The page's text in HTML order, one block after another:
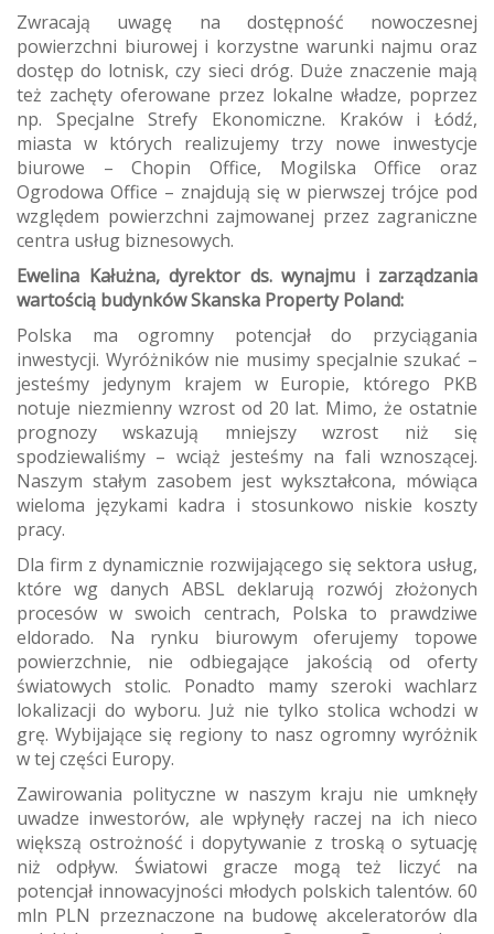
Zwracają uwagę na dostępność nowoczesnej
powierzchni biurowej i korzystne warunki najmu oraz
dostęp do lotnisk, czy sieci dróg. Duże znaczenie mają
też zachęty oferowane przez lokalne władze, poprzez
np. Specjalne Strefy Ekonomiczne. Kraków i Łódź,
miasta w których realizujemy trzy nowe inwestycje
biurowe – Chopin Office, Mogilska Office oraz
Ogrodowa Office – znajdują się w pierwszej trójce pod
względem powierzchni zajmowanej przez zagraniczne
centra usług biznesowych.
Ewelina Kałużna, dyrektor ds. wynajmu i zarządzania
wartością budynków Skanska Property Poland:
Polska ma ogromny potencjał do przyciągania
inwestycji. Wyróżników nie musimy specjalnie szukać –
jesteśmy jedynym krajem w Europie, którego PKB
notuje niezmienny wzrost od 20 lat. Mimo, że ostatnie
prognozy wskazują mniejszy wzrost niż się
spodziewaliśmy – wciąż jesteśmy na fali wznoszącej.
Naszym stałym zasobem jest wykształcona, mówiąca
wieloma językami kadra i stosunkowo niskie koszty
pracy.
Dla firm z dynamicznie rozwijającego się sektora usług,
które wg danych ABSL deklarują rozwój złożonych
procesów w swoich centrach, Polska to prawdziwe
eldorado. Na rynku biurowym oferujemy topowe
powierzchnie, nie odbiegające jakością od oferty
światowych stolic. Ponadto mamy szeroki wachlarz
lokalizacji do wyboru. Już nie tylko stolica wchodzi w
grę. Wybijające się regiony to nasz ogromny wyróżnik
w tej części Europy.
Zawirowania polityczne w naszym kraju nie umknęły
uwadze inwestorów, ale wpłynęły raczej na ich nieco
większą ostrożność i dopytywanie z troską o sytuację
niż odpływ. Światowi gracze mogą też liczyć na
potencjał innowacyjności młodych polskich talentów. 60
mln PLN przeznaczone na budowę akceleratorów dla